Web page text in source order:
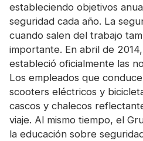
estableciendo objetivos
seguridad cada año. La
cuando salen del trabajo
importante. En abril de
estableció oficialmente las
Los empleados que
scooters eléctricos y
cascos y chalecos
viaje. Al mismo tiempo, el
la educación sobre